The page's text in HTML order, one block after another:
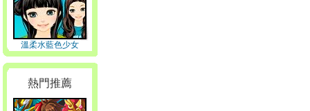
溫柔水藍色少女
熱門推薦